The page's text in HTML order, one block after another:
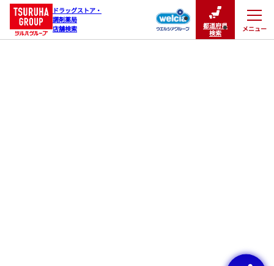
ドラッグストア・
調剤薬局
店舗検索
都道府県
検索
メニュー
閉じる